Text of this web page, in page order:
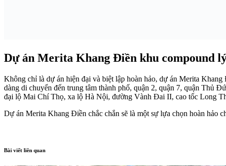
Dự án Merita Khang Điền khu compound
Không chỉ là dự án hiện đại và biệt lập hoàn hảo, dự án Merita
dàng di chuyển đến trung tâm thành phố, quận 2, quận 7, quận Thủ
đại lộ Mai Chí Thọ, xa lộ Hà Nội, đường Vành Đai II, cao tốc Long
Dự án Merita Khang Điền chắc chắn sẽ là một sự lựa chọn hoàn hảo
Bài viết liên quan